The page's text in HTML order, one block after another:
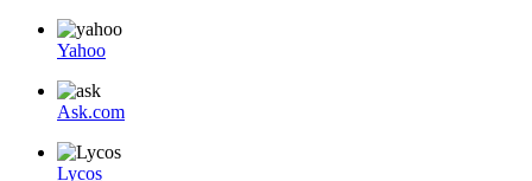
Yahoo
Ask.com
Lycos